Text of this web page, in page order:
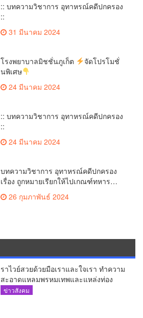
:: บทความวิชาการ อุทาหรณ์คดีปกครอง
::
31 มีนาคม 2024
โรงพยาบาลมิชชั่นภูเก็ต
จัดโปรโมชั่
นพิเศษ
24 มีนาคม 2024
:: บทความวิชาการ อุทาหรณ์คดีปกครอง
::
24 มีนาคม 2024
บทความวิชาการ อุทาหรณ์คดีปกครอง
เรื่อง ถูกหมายเรียกให้ไปเกณฑ์ทหาร…
ฟ้องศาลปกครองได้ไหม
26 กุมภาพันธ์ 2024
ราไวย์สวยด้วยมือเราและใจเรา ทำความ
สะอาดแหลมพรหมเทพและแหล่งท่อง
เที่ยว
ข่าวสังคม